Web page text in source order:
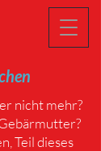
nicht mehr?
Teil dieses